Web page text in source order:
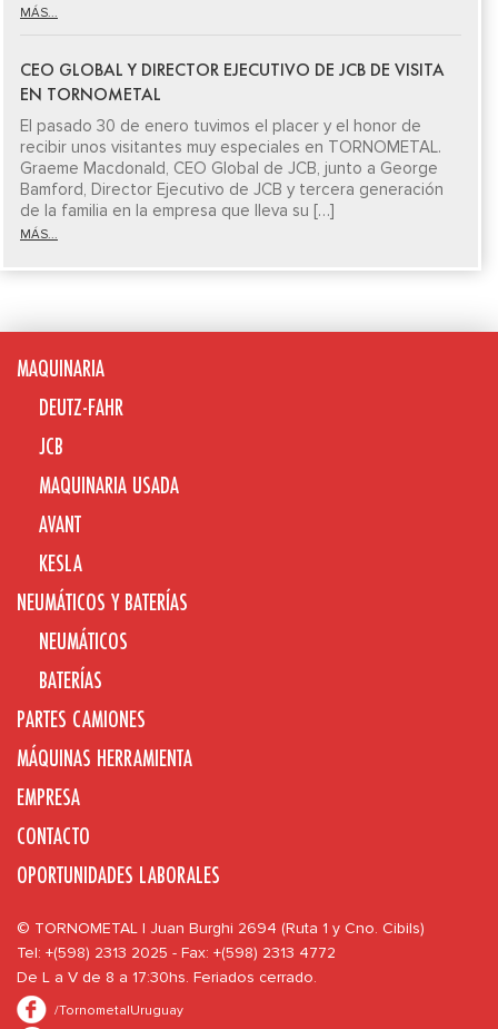
MÁS...
CEO GLOBAL Y DIRECTOR EJECUTIVO DE JCB DE VISITA
EN TORNOMETAL
El pasado 30 de enero tuvimos el placer y el honor de
recibir unos visitantes muy especiales en TORNOMETAL.
Graeme Macdonald, CEO Global de JCB, junto a George
Bamford, Director Ejecutivo de JCB y tercera generación
de la familia en la empresa que lleva su […]
MÁS...
MAQUINARIA
DEUTZ-FAHR
JCB
MAQUINARIA USADA
AVANT
KESLA
NEUMÁTICOS Y BATERÍAS
NEUMÁTICOS
BATERÍAS
PARTES CAMIONES
MÁQUINAS HERRAMIENTA
EMPRESA
CONTACTO
OPORTUNIDADES LABORALES
© TORNOMETAL | Juan Burghi 2694 (Ruta 1 y Cno. Cibils)
Tel: +(598) 2313 2025 - Fax: +(598) 2313 4772
De L a V de 8 a 17:30hs. Feriados cerrado.
/TornometalUruguay